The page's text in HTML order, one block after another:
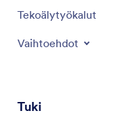
Työkalut
Tekoälytyökalut